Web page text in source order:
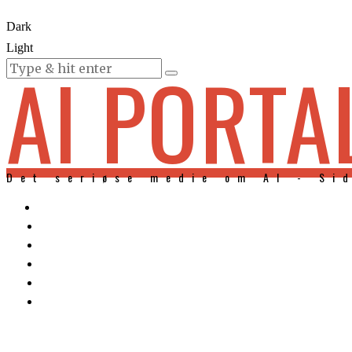
Dark
Light
KURSER
AI
Det seriøse medie om AI -